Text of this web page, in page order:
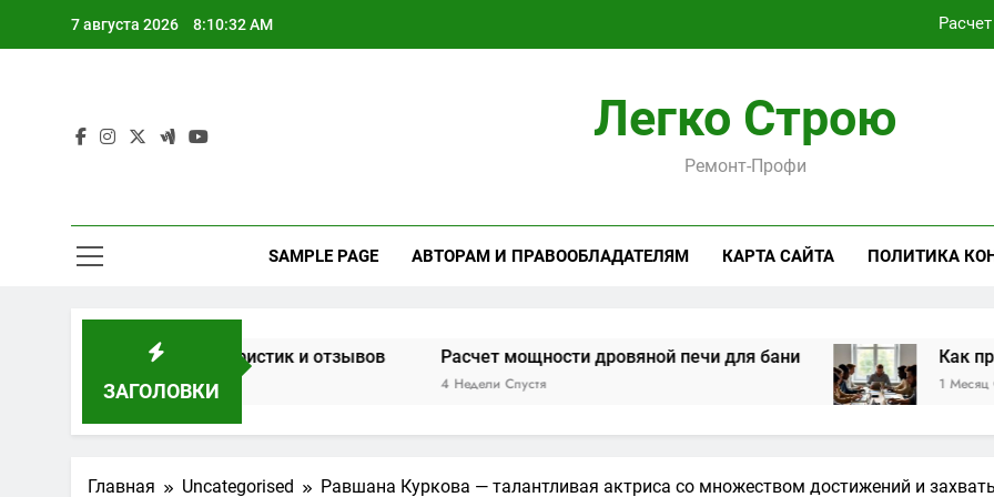
7 августа 2026 8:10:33 AM
Виртуальная платёжная карта за 5 минут без
Критерии выбора пластиковых окон
Как проходит практическая подготовка по
Легко Строю
Ремонт-Профи
SAMPLE PAGE АВТОРАМ И ПРАВООБЛАДАТЕЛЯМ КАРТА САЙТА ПОЛИТИКА
ЗАГОЛОВКИ
характеристик и отзывов Расчет мощности дровяной печи для бани Как проходит
1 Месяц Спустя
Главная Uncategorised Равшана Куркова — талантливая актриса со множеством достижений и